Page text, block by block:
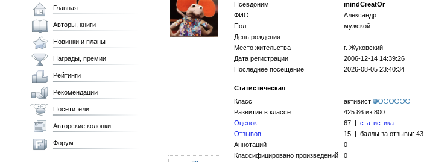
Псевдоним
mindCreatOr
ФИО
Александр
Пол
мужской
День рождения
Место жительства
г. Жуковский
Дата регистрации
2006-12-14 14:39:26
Последнее посещение
2026-08-05 23:40:34
Статистическая
Класс
активист
Развитие в классе
425.86 из 800
Оценок
67 | статистика
Отзывов
15 | баллы за отзывы: 43
Аннотаций
0
Классифицировано произведений
0
Главная
Авторы, книги
Новинки и планы
Награды, премии
Рейтинги
Рекомендации
Посетители
Авторские колонки
Форум